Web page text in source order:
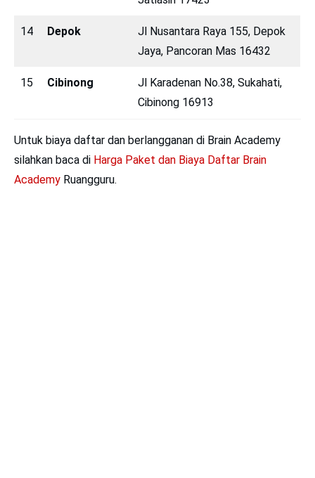
14 Depok
Jl Nusantara Raya 155, Depok
Jaya, Pancoran Mas 16432
15 Cibinong
Jl Karadenan No.38, Sukahati,
Cibinong 16913
Untuk biaya daftar dan berlangganan di Brain Academy
silahkan baca di Harga Paket dan Biaya Daftar Brain
Academy Ruangguru.